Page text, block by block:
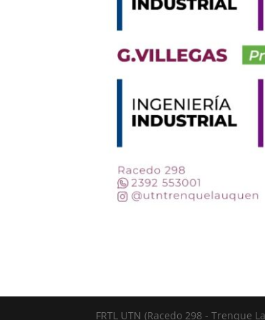
FRTL UTN (Racedo 298 - Trenque